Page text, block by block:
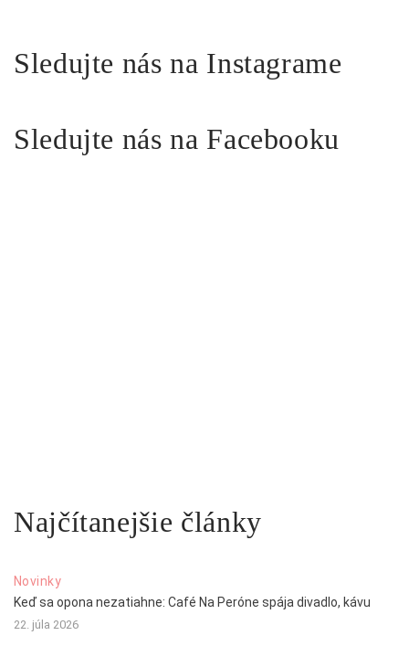
Sledujte nás na Instagrame
Sledujte nás na Facebooku
Najčítanejšie články
Novinky
Keď sa opona nezatiahne: Café Na Peróne spája divadlo, kávu
22. júla 2026